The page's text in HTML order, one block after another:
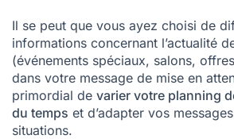
Il se peut que vous ayez choisi de
informations concernant l’actualité
(événements spéciaux, salons,
dans votre message de mise en
primordial de varier votre planning
du temps et d’adapter vos
situations.